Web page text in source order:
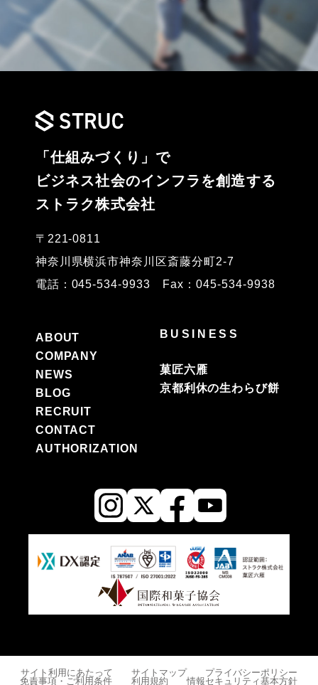
「仕組みづくり」で
ビジネス社会のインフラを創造する
ストラク株式会社
〒221-0811
神奈川県横浜市神奈川区斎藤分町2-7
電話：045-534-9933 Fax：045-534-9938
ABOUT
COMPANY
NEWS
BLOG
RECRUIT
CONTACT
AUTHORIZATION
BUSINESS
菓匠六雁
京都利休の生わらび餅
サイト利用にあたって サイトマップ
プライバシーポリシー
免責事項・ご利用条件
利用規約 情報セキュリティ基本方針